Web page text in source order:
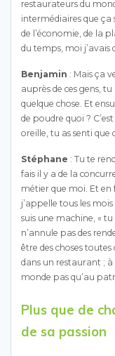
restaurateurs du
intermédiaires que
de l’économie, de la
du temps, moi j’avais
Benjamin : Mais ça
auprès de ces gens,
quelque chose. Et
de poudre quoi ?
oreille, tu as senti que
Stéphane : Tu te
fais il y a de la
métier que moi. Et en
j’appelle tous les
suis une machine, «
n’annule pas des
être des choses
dans un restaurant ;
monde pas qu’au
Plus que de
de sa passion